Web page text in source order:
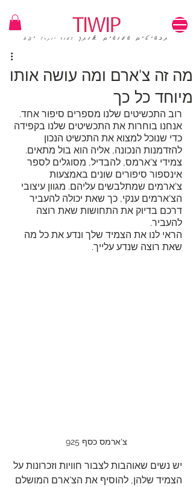
תכשיטים שעושים אותך (עוד יותר)יפה
מה זה צ'ארם ומה עושה אותו
מיוחד כל כך
רוב התכשיטים שלנו מספרים סיפור אחד.
אנחנו בוחרות את התכשיטים שלנו בקפידה
כדי שנוכל למצוא את התכשיט הנכון
להזדמנות הנכונה, אליה הוא בול מתאים.
צמידי צ'ארמס, להבדיל, מסוגלים לספר
אינספור סיפורים שונים באמצעות
צ'ארמים שמתלבשים עליהם. מגוון עיצובי
הצ'ארמים ענקי, כך שאת יכולה להעביר
דרכם בדיוק את התחושות שאת רוצה
להעביר.
הראי לנו את הצמיד שלך ונדע את כל מה
שאת רוצה שנדע עלייך.
צ'ארמס כסף 925
יש נשים שאוהבות לצבור חוויות וזכרונות על
הצמיד שלהן, להוסיף את הצ'ארם המושלם